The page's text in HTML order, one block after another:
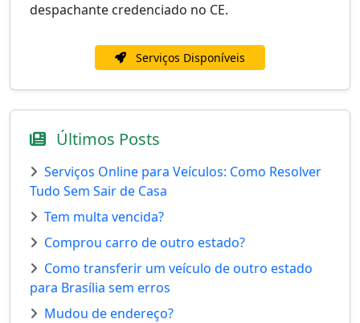
despachante credenciado no CE.
Serviços Disponíveis
Últimos Posts
Serviços Online para Veículos: Como Resolver
Tudo Sem Sair de Casa
Tem multa vencida?
Comprou carro de outro estado?
Como transferir um veículo de outro estado
para Brasília sem erros
Mudou de endereço?